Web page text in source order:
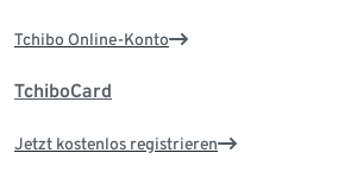
Tchibo Online-Konto
TchiboCard
Jetzt kostenlos registrieren